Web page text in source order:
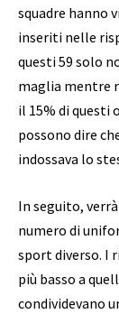
squadre hanno
inseriti nelle
questi 59 solo
maglia mentre
il 15% di questi
possono dire
indossava lo
In seguito,
numero di
sport diverso. I
più basso a
condividevano